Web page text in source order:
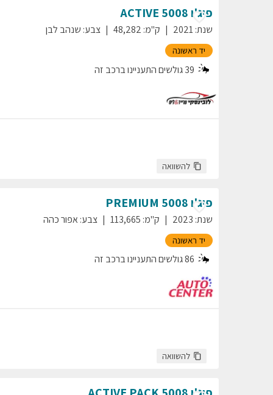
פיג'ו5008
ACTIVE
שנת:
2021 ק"מ:
48,282 צבע: שנהב לבן
יד ראשונה
39גולשים התעניינו ברכב זה
להשוואה
פיג'ו5008
PREMIUM
שנת:
2023 ק"מ:
113,665 צבע:אפור כהה
יד ראשונה
86גולשים התעניינו ברכב זה
להשוואה